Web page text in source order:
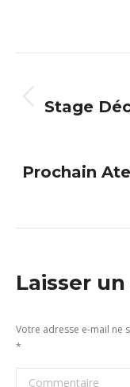
article
Stage
Prochain
Laisser
Votre adresse e-mail ne
*
Commentaire